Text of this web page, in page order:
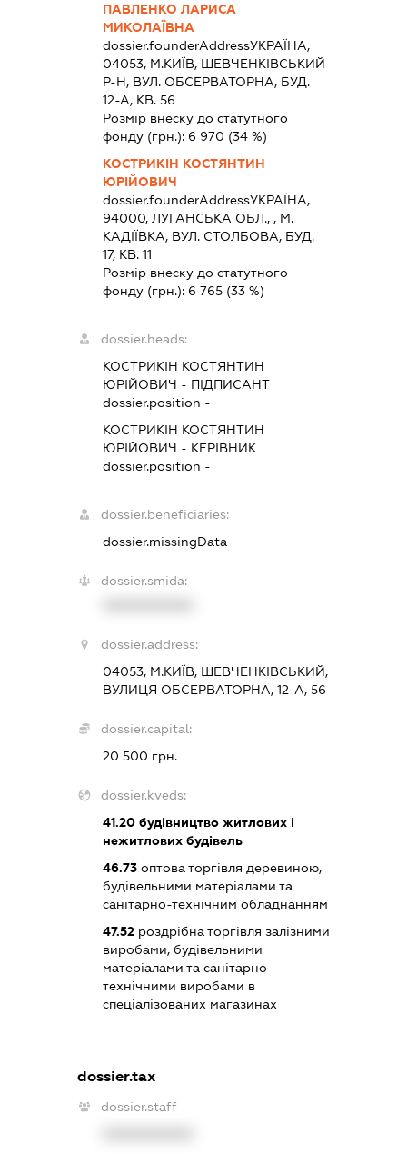
ПАВЛЕНКО ЛАРИСА
МИКОЛАЇВНА
dossier.founderAddressУКРАЇНА,
04053, М.КИЇВ, ШЕВЧЕНКІВСЬКИЙ
Р-Н, ВУЛ. ОБСЕРВАТОРНА, БУД.
12-А, КВ. 56
Розмір внеску до статутного
фонду (грн.): 6 970 (34 %)
КОСТРИКІН КОСТЯНТИН
ЮРІЙОВИЧ
dossier.founderAddressУКРАЇНА,
94000, ЛУГАНСЬКА ОБЛ., , М.
КАДIЇВКА, ВУЛ. СТОЛБОВА, БУД.
17, КВ. 11
Розмір внеску до статутного
фонду (грн.): 6 765(33 %)
dossier.heads:
КОСТРИКІН КОСТЯНТИН
ЮРІЙОВИЧ - ПІДПИСАНТ
dossier.position -
КОСТРИКІН КОСТЯНТИН
ЮРІЙОВИЧ - КЕРІВНИК
dossier.position -
dossier.beneficiaries:
dossier.missingData
dossier.smida:
dossier.address:
04053, М.КИЇВ, ШЕВЧЕНКІВСЬКИЙ,
ВУЛИЦЯ ОБСЕРВАТОРНА, 12-А, 56
dossier.capital:
20 500 грн.
dossier.kveds:
41.20будівництво житлових і
нежитлових будівель
46.73оптова торгівля деревиною,
будівельними матеріалами та
санітарно-технічним обладнанням
47.52роздрібна торгівля залізними
виробами, будівельними
матеріалами та санітарно-
технічними виробами в
спеціалізованих магазинах
dossier.tax
dossier.staff